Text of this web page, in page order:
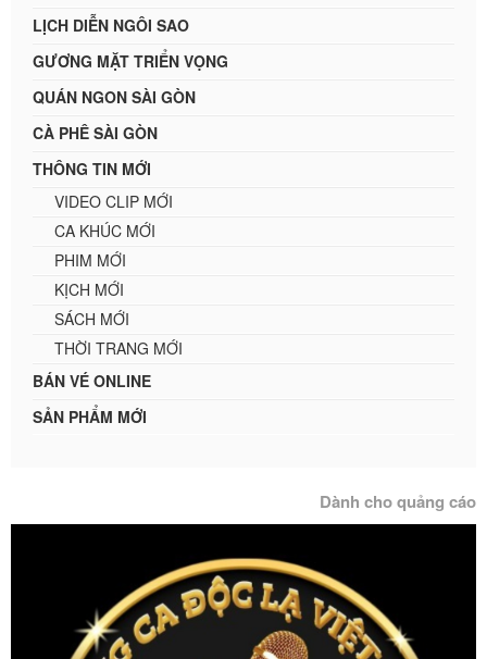
LỊCH DIỄN NGÔI SAO
GƯƠNG MẶT TRIỂN VỌNG
QUÁN NGON SÀI GÒN
CÀ PHÊ SÀI GÒN
THÔNG TIN MỚI
VIDEO CLIP MỚI
CA KHÚC MỚI
PHIM MỚI
KỊCH MỚI
SÁCH MỚI
THỜI TRANG MỚI
BÁN VÉ ONLINE
SẢN PHẨM MỚI
Dành cho quảng cáo